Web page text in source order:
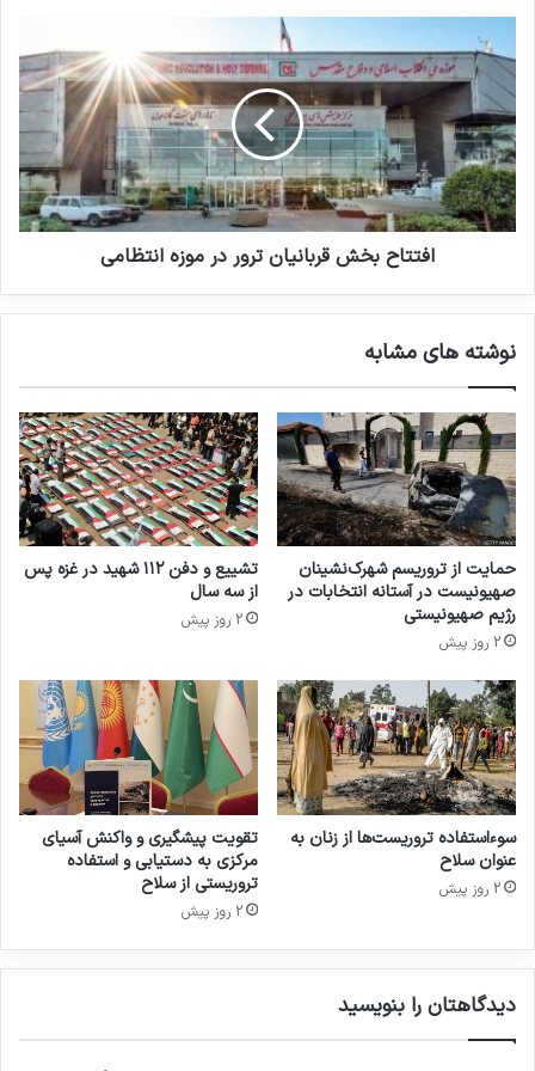
این رژیم جنایتکار پرداخته و کردهای شمال عراق را
قتل عام کرد، پس از سقوط صدام نیز با گروه های
تروریستی مانند القاعده و داعش همکاری نمود.
نتیجه این همکاری میان گروه های تروریستی،
اقدامات علیه نظام بشار اسد و نیروهای نظامی
مقاومت در سوریه و لبنان بود.
واضحی از هدایت و حمایت فرامنطقه ای از گروه
های تروریستی منطقه غرب آسیا است. حمایت هایی
که در میزبانی از گروه تروریستی منافقین در فرانسه و
آلبانی و نیز دعوت از مسئولان این گروه تروریستی
برای ایراد سخنرانی در پارلمان های اروپایی قابل
رویت است.
حمله به مجلس حمله تروریستی
داعش
مجلس شورای اسلامی
افتتاح بخش قربانیان ترور در موزه انتظامی
نوشته های مشابه
حمایت از تروریسم شهرک‌نشینان
صهیونیست در آستانه انتخابات در
رژیم صهیونیستی
2 روز پیش
تشییع و دفن ۱۱۲ شهید در غزه پس
از سه سال
2 روز پیش
سوءاستفاده تروریست‌ها از زنان به
عنوان سلاح
2 روز پیش
تقویت پیشگیری و واکنش آسیای
مرکزی به دستیابی و استفاده
تروریستی از سلاح
2 روز پیش
دیدگاهتان را بنویسید